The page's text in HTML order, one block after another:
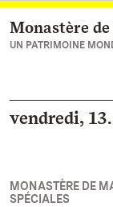
Vers la page
Monastère
UN PATRIMOINE
vendredi,
MONASTÈRE DE
SPÉCIALES